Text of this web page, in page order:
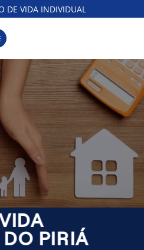
DE VIDA INDIVIDUAL
PIRIÁ